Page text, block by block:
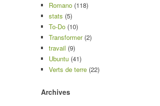
Romano (118)
stats (5)
To-Do (10)
Transformer(2)
travail (9)
Ubuntu (41)
Verts de terre (22)
Archives